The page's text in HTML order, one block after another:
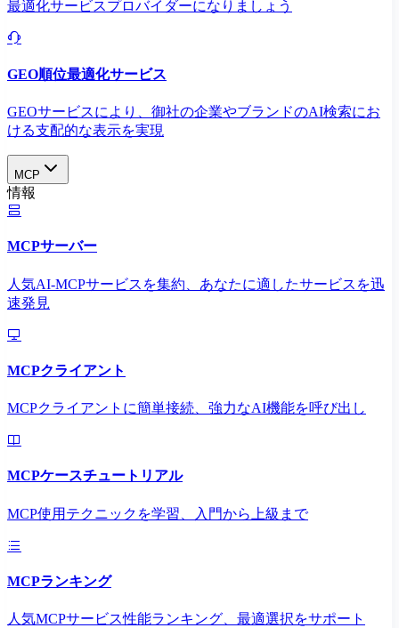
最適化サービスプロバイダーになりましょう
GEO順位最適化サービス
GEOサービスにより、御社の企業やブランドのAI検索にお
ける支配的な表示を実現​
MCP
情報
MCPサーバー
人気AI-MCPサービスを集約、あなたに適したサービスを迅
速発見
MCPクライアント
MCPクライアントに簡単接続、強力なAI機能を呼び出し
MCPケースチュートリアル
MCP使用テクニックを学習、入門から上級まで
MCPランキング
人気MCPサービス性能ランキング、最適選択をサポート